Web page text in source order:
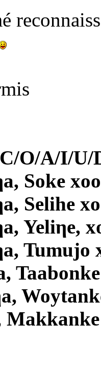
O/A/I/U/
Soke
Selihe
Yeliηe,
Tumujo